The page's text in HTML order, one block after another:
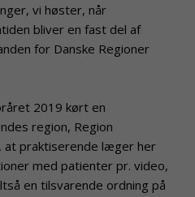
vi høster, når
bliver en fast del af
for Danske Regioner
2019 kørt en
region, Region
at praktiserende læger her
med patienter pr. video,
en tilsvarende ordning på